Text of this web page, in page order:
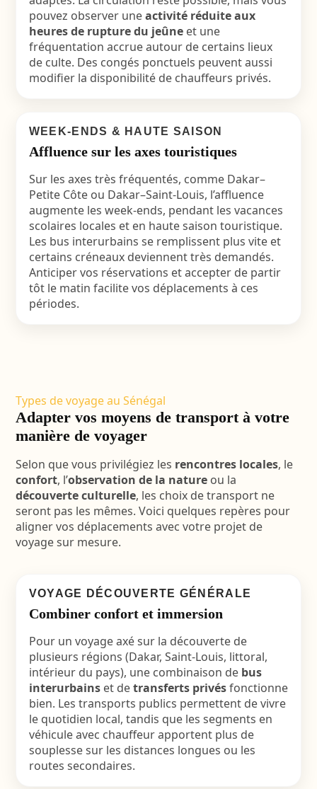
pouvez observer uneactivité réduite aux
heures de rupture du jeûneet une
fréquentation accrue autour de certains lieux
de culte. Des congés ponctuels peuvent aussi
modifier la disponibilité de chauffeurs privés.
WEEK-ENDS & HAUTE SAISON
Affluence sur les axes touristiques
Sur les axes très fréquentés, comme Dakar–
Petite Côte ou Dakar–Saint-Louis, l’affluence
augmente les week-ends, pendant les vacances
scolaires locales et en haute saison touristique.
Les bus interurbains se remplissent plus vite et
certains créneaux deviennent très demandés.
Anticiper vos réservations et accepter de partir
tôt le matin facilite vos déplacements à ces
périodes.
Types de voyage au Sénégal
Adapter vos moyens de transport à votre
manière de voyager
Selon que vous privilégiez les rencontres locales, le
confort, l’observation de la natureou la
découverte culturelle, les choix de transport ne
seront pas les mêmes. Voici quelques repères pour
aligner vos déplacements avec votre projet de
voyage sur mesure.
VOYAGE DÉCOUVERTE GÉNÉRALE
Combiner confort et immersion
Pour un voyage axé sur la découverte de
plusieurs régions (Dakar, Saint-Louis, littoral,
intérieur du pays), une combinaison de bus
interurbainset detransferts privésfonctionne
bien. Les transports publics permettent de vivre
le quotidien local, tandis que les segments en
véhicule avec chauffeur apportent plus de
souplesse sur les distances longues ou les
routes secondaires.